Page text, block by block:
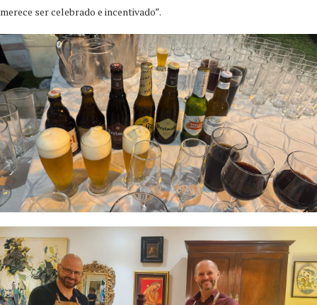
merece ser celebrado e incentivado”.